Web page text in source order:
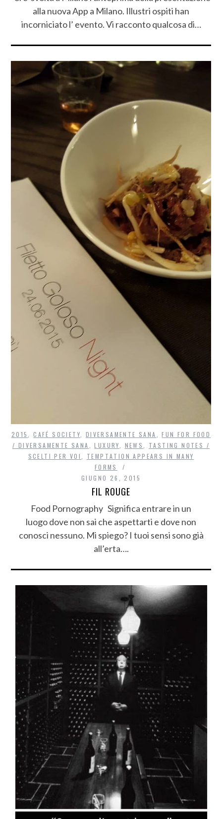
alla nuova App a Milano. Illustri ospiti han
incorniciato l’ evento. Vi racconto qualcosa di…
2015 ,CAFÉ SOCIETY DIVERSAMENTE SANA ,FUN FOR FOOD
/ DIVERSAMENTE SANA
,LUXURY NEWS
TASTING NOTES /
SCELTI PER VOI
TEMPTATION APPEARS IN MANY
FORMS
GIUGNO 26, 2015
FIL ROUGE
Food Pornography Significa entrare in un
luogo dove non sai che aspettarti e dove non
conosci nessuno. Mi spiego? I tuoi sensi sono già
all’erta….